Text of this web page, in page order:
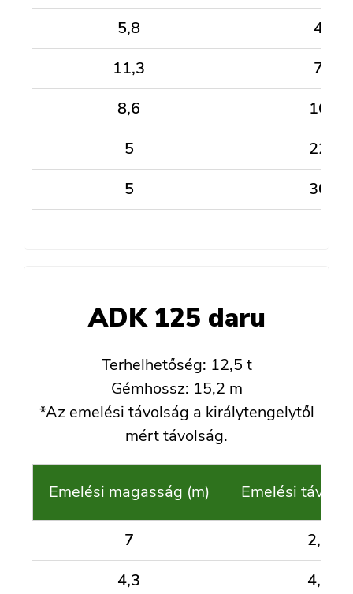
5,8
4
11,3
7
8,6
16
5
22
5
30
ADK 125 daru
Terhelhetőség: 12,5 t
Gémhossz: 15,2 m
*Az emelési távolság a királytengelytől
mért távolság.
Emelési magasság (m) Emelési
7
2,5
4,3
4,8